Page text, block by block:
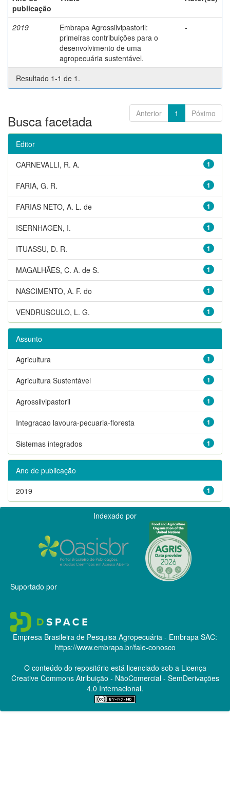
publicação
2019
Embrapa Agrossilvipastoril:
primeiras contribuições para o
desenvolvimento de uma
agropecuária sustentável.
-
Resultado 1-1 de 1.
Anterior 1 Póximo
Busca facetada
Editor
1
CARNEVALLI, R. A.
1
FARIA, G. R.
1
FARIAS NETO, A. L. de
1
ISERNHAGEN, I.
1
ITUASSU, D. R.
1
MAGALHÃES, C. A. de S.
1
NASCIMENTO, A. F. do
1
VENDRUSCULO, L. G.
Assunto
1
Agricultura
1
Agricultura Sustentável
1
Agrossilvipastoril
1
Integracao lavoura-pecuaria-floresta
1
Sistemas integrados
Ano de publicação
1
2019
Indexado por
Suportado por
Empresa Brasileira de Pesquisa Agropecuária - Embrapa SAC:
https://www.embrapa.br/fale-conosco
O conteúdo do repositório está licenciado sob a Licença
Creative CommonsAtribuição - NãoComercial - SemDerivações
4.0 Internacional.